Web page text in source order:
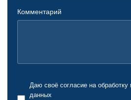
Комментарий
Даю своё согласие на
данных